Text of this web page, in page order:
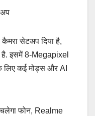
सेटअप दिया है,
है. इसमें 8-Megapixel
लिए कई मोड्स और AI
चलेगा फोन, Realme